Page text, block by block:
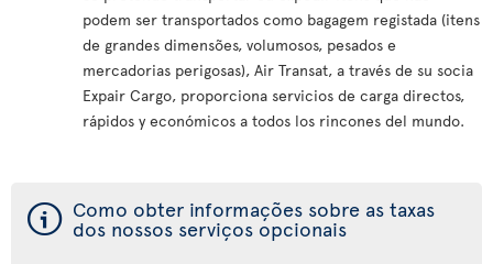
podem ser transportados como bagagem registada (itens
de grandes dimensões, volumosos, pesados e
mercadorias perigosas), Air Transat, a través de su socia
Expair Cargo, proporciona servicios de carga directos,
rápidos y económicos a todos los rincones del mundo.
ý Como obter informações sobre as taxas
dos nossos serviços opcionais